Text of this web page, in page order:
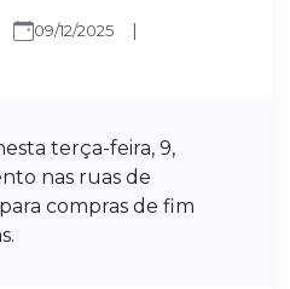
09/12/2025
terça-feira, 9,
nas ruas de
compras de fim